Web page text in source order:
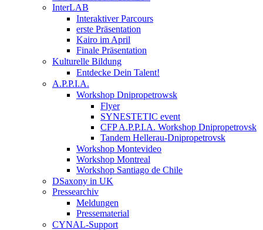
InterLAB
Interaktiver Parcours
erste Präsentation
Kairo im April
Finale Präsentation
Kulturelle Bildung
Entdecke Dein Talent!
A.P.P.I.A.
Workshop Dnipropetrowsk
Flyer
SYNESTETIC event
CFP A.P.P.I.A. Workshop Dnipropetrovsk
Tandem Hellerau-Dnipropetrovsk
Workshop Montevideo
Workshop Montreal
Workshop Santiago de Chile
DSaxony in UK
Pressearchiv
Meldungen
Pressematerial
CYNAL-Support